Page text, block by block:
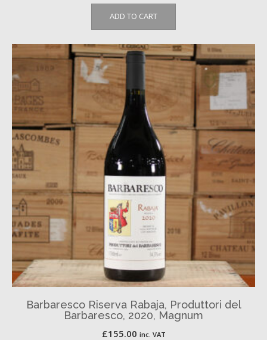
ADD TO CART
Barbaresco Riserva Rabaja, Produttori del
Barbaresco, 2020, Magnum
£155.00 inc. VAT